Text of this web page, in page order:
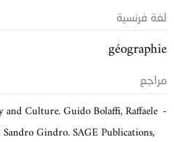
لغة فرنسية
géographie
مراجع
Culture. Guido Bolaffi, Raffaele
Gindro. SAGE Publications,